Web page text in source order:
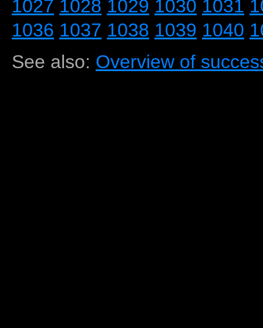
1027 1028 1029 1030 1031
1036 1037 1038 1039 1040
See also: Overview of